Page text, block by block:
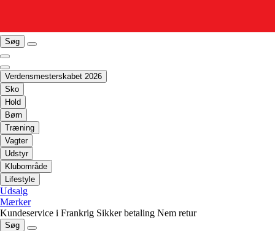
Søg
Verdensmesterskabet 2026
Sko
Hold
Børn
Træning
Vagter
Udstyr
Klubområde
Lifestyle
Udsalg
Mærker
Kundeservice i Frankrig Sikker betaling Nem retur
Søg